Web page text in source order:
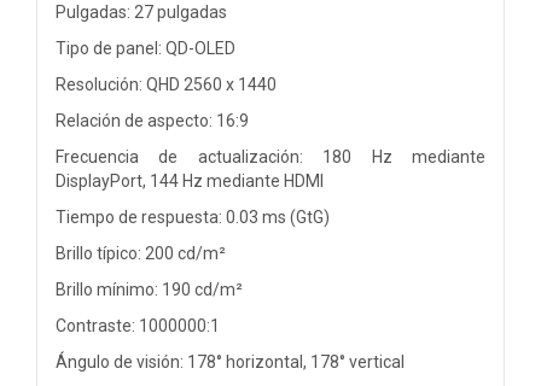
Pulgadas: 27 pulgadas
Tipo de panel: QD-OLED
Resolución: QHD 2560 x 1440
Relación de aspecto: 16:9
Frecuencia de actualización: 180 Hz mediante
DisplayPort, 144 Hz mediante HDMI
Tiempo de respuesta: 0.03 ms (GtG)
Brillo típico: 200 cd/m²
Brillo mínimo: 190 cd/m²
Contraste: 1000000:1
Ángulo de visión: 178° horizontal, 178° vertical